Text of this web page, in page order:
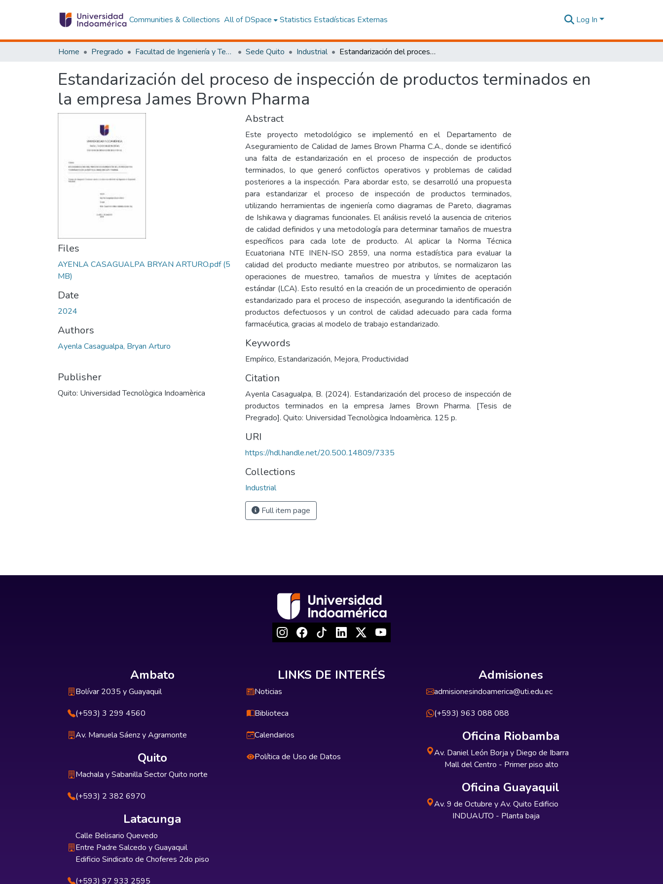
Communities & Collections All of DSpace Statistics Estadísticas Externas Log In
Home Pregrado Facultad de Ingeniería y Tecnologías de la Información y la Comunicación Sede Quito Industrial Estandarización del proceso de inspección de productos terminados en la empresa James Brown Pharma
Estandarización del proceso de inspección de productos terminados en
la empresa James Brown Pharma
Files
AYENLA CASAGUALPA BRYAN ARTURO.pdf(5
MB)
Date
2024
Authors
Ayenla Casagualpa, Bryan Arturo
Publisher
Quito: Universidad Tecnològica Indoamèrica
Abstract
Este proyecto metodológico se implementó en el Departamento de
Aseguramiento de Calidad de James Brown Pharma C.A., donde se identificó
una falta de estandarización en el proceso de inspección de productos
terminados, lo que generó conflictos operativos y problemas de calidad
posteriores a la inspección. Para abordar esto, se desarrolló una propuesta
para estandarizar el proceso de inspección de productos terminados,
utilizando herramientas de ingeniería como diagramas de Pareto, diagramas
de Ishikawa y diagramas funcionales. El análisis reveló la ausencia de criterios
de calidad definidos y una metodología para determinar tamaños de muestra
específicos para cada lote de producto. Al aplicar la Norma Técnica
Ecuatoriana NTE INEN-ISO 2859, una norma estadística para evaluar la
calidad del producto mediante muestreo por atributos, se normalizaron las
operaciones de muestreo, tamaños de muestra y límites de aceptación
estándar (LCA). Esto resultó en la creación de un procedimiento de operación
estandarizado para el proceso de inspección, asegurando la identificación de
productos defectuosos y un control de calidad adecuado para cada forma
farmacéutica, gracias al modelo de trabajo estandarizado.
Keywords
Empírico, Estandarización, Mejora, Productividad
Citation
Ayenla Casagualpa, B. (2024). Estandarización del proceso de inspección de
productos terminados en la empresa James Brown Pharma. [Tesis de
Pregrado]. Quito: Universidad Tecnològica Indoamèrica. 125 p.
URI
https://hdl.handle.net/20.500.14809/7335
Collections
Industrial
Full item page
Ambato
Bolívar 2035 y Guayaquil
(+593) 3 299 4560
Av. Manuela Sáenz y Agramonte
Quito
Machala y Sabanilla Sector Quito norte
(+593) 2 382 6970
Latacunga
Calle Belisario Quevedo
Entre Padre Salcedo y Guayaquil
Edificio Sindicato de Choferes 2do piso
(+593) 97 933 2595
LINKS DE INTERÉS
Noticias
Biblioteca
Calendarios
Política de Uso de Datos
Admisiones
admisionesindoamerica@uti.edu.ec
(+593) 963 088 088
Oficina Riobamba
Av. Daniel León Borja y Diego de Ibarra
Mall del Centro - Primer piso alto
Oficina Guayaquil
Av. 9 de Octubre y Av. Quito Edificio
INDUAUTO - Planta baja